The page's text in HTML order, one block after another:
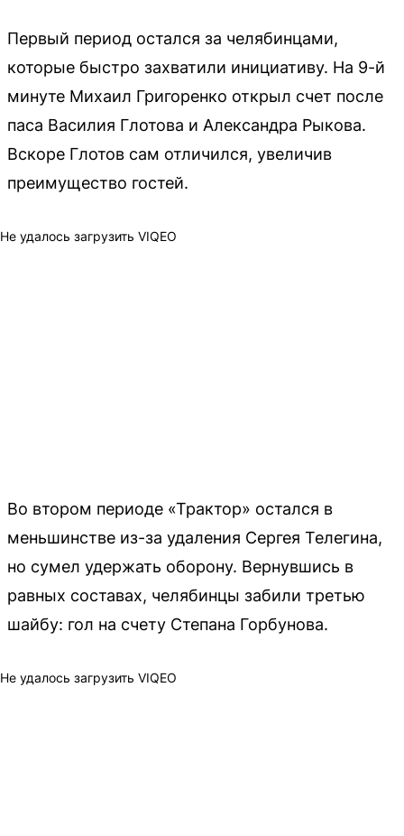
Первый период остался за челябинцами,
которые быстро захватили инициативу. На 9-й
минуте Михаил Григоренко открыл счет после
паса Василия Глотова и Александра Рыкова.
Вскоре Глотов сам отличился, увеличив
преимущество гостей.
Не удалось загрузить VIQEO
Во втором периоде «Трактор» остался в
меньшинстве из-за удаления Сергея Телегина,
но сумел удержать оборону. Вернувшись в
равных составах, челябинцы забили третью
шайбу: гол на счету Степана Горбунова.
Не удалось загрузить VIQEO